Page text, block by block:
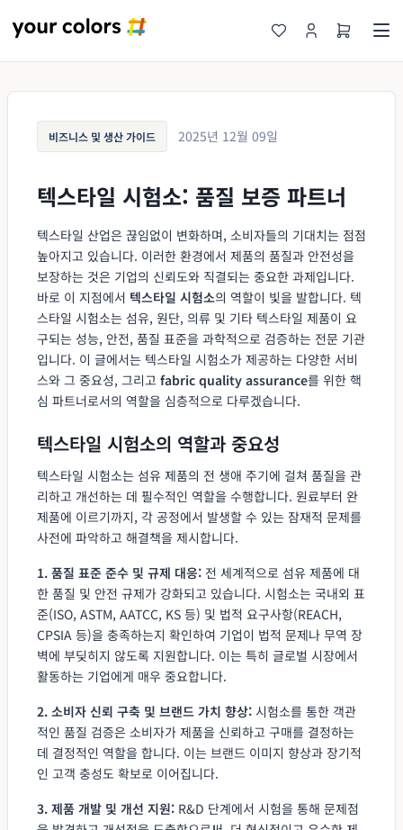
비즈니스 및 생산 가이드 2025년 12월 09일
텍스타일 시험소: 품질 보증 파트너
텍스타일 산업은 끊임없이 변화하며, 소비자들의 기대치는 점점
높아지고 있습니다. 이러한 환경에서 제품의 품질과 안전성을
보장하는 것은 기업의 신뢰도와 직결되는 중요한 과제입니다.
바로 이 지점에서 텍스타일 시험소의 역할이 빛을 발합니다. 텍
스타일 시험소는 섬유, 원단, 의류 및 기타 텍스타일 제품이 요
구되는 성능, 안전, 품질 표준을 과학적으로 검증하는 전문 기관
입니다. 이 글에서는 텍스타일 시험소가 제공하는 다양한 서비
스와 그 중요성, 그리고 fabric quality assurance를 위한 핵
심 파트너로서의 역할을 심층적으로 다루겠습니다.
텍스타일 시험소의 역할과 중요성
텍스타일 시험소는 섬유 제품의 전 생애 주기에 걸쳐 품질을 관
리하고 개선하는 데 필수적인 역할을 수행합니다. 원료부터 완
제품에 이르기까지, 각 공정에서 발생할 수 있는 잠재적 문제를
사전에 파악하고 해결책을 제시합니다.
1. 품질 표준 준수 및 규제 대응: 전 세계적으로 섬유 제품에 대
한 품질 및 안전 규제가 강화되고 있습니다. 시험소는 국내외 표
준(ISO, ASTM, AATCC, KS 등) 및 법적 요구사항(REACH,
CPSIA 등)을 충족하는지 확인하여 기업이 법적 문제나 무역 장
벽에 부딪히지 않도록 지원합니다. 이는 특히 글로벌 시장에서
활동하는 기업에게 매우 중요합니다.
2. 소비자 신뢰 구축 및 브랜드 가치 향상: 시험소를 통한 객관
적인 품질 검증은 소비자가 제품을 신뢰하고 구매를 결정하는
데 결정적인 역할을 합니다. 이는 브랜드 이미지 향상과 장기적
인 고객 충성도 확보로 이어집니다.
3. 제품 개발 및 개선 지원: R&D 단계에서 시험을 통해 문제점